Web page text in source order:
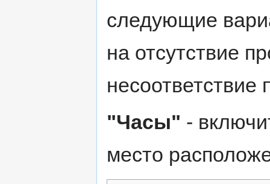
следующие
на отсутствие
"Часы" -
место